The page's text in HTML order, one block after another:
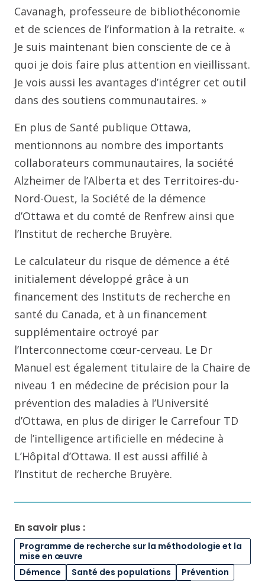
Cavanagh, professeure de bibliothéconomie
et de sciences de l’information à la retraite. «
Je suis maintenant bien consciente de ce à
quoi je dois faire plus attention en vieillissant.
Je vois aussi les avantages d’intégrer cet outil
dans des soutiens communautaires. »
En plus de Santé publique Ottawa,
mentionnons au nombre des importants
collaborateurs communautaires, la société
Alzheimer de l’Alberta et des Territoires-du-
Nord-Ouest, la Société de la démence
d’Ottawa et du comté de Renfrew ainsi que
l’Institut de recherche Bruyère.
Le calculateur du risque de démence a été
initialement développé grâce à un
financement des Instituts de recherche en
santé du Canada, et à un financement
supplémentaire octroyé par
l’Interconnectome cœur-cerveau. Le Dr
Manuel est également titulaire de la Chaire de
niveau 1 en médecine de précision pour la
prévention des maladies à l’Université
d’Ottawa, en plus de diriger le Carrefour TD
de l’intelligence artificielle en médecine à
L’Hôpital d’Ottawa. Il est aussi affilié à
l’Institut de recherche Bruyère.
En savoir plus :
Programme de recherche sur la méthodologie et la
mise en œuvre
Démence
Santé des populations
Prévention